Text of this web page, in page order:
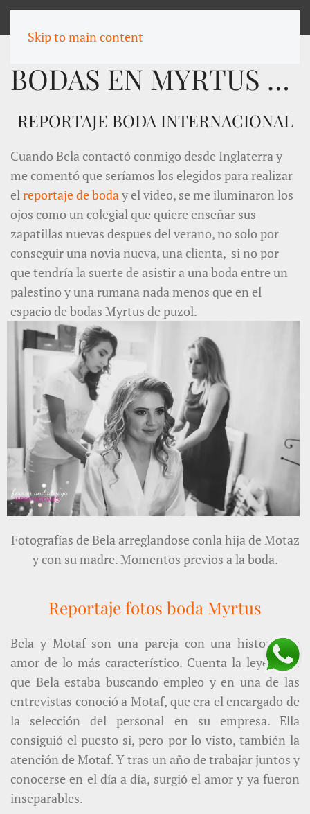
Skip to main content
BODAS EN MYRTUS - BELA & MOTAZ
REPORTAJE BODA INTERNACIONAL
Cuando Bela contactó conmigo desde Inglaterra y
me comentó que seríamos los elegidos para realizar
elreportaje de boday el video, se me iluminaron los
ojos como un colegial que quiere enseñar sus
zapatillas nuevas despues del verano, no solo por
conseguir una novia nueva, una clienta, si no por
que tendría la suerte de asistir a una boda entre un
palestino y una rumana nada menos que en el
espacio de bodas Myrtus de puzol.
Fotografías de Bela arreglandose conla hija de Motaz
y con su madre. Momentos previos a la boda.
Reportaje fotos boda Myrtus
Bela y Motaf son una pareja con una historia de
amor de lo más característico. Cuenta la leyenda...
que Bela estaba buscando empleo y en una de las
entrevistas conoció a Motaf, que era el encargado de
la selección del personal en su empresa. Ella
consiguió el puesto si, pero por lo visto, también la
atención de Motaf. Y tras un año de trabajar juntos y
conocerse en el día a día, surgió el amor y ya fueron
inseparables.